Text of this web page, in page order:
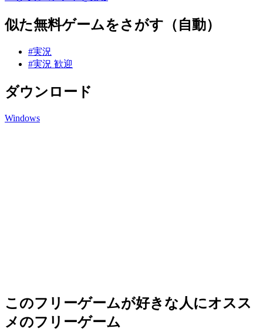
似た無料ゲームをさがす（自動）
#実況
#実況 歓迎
ダウンロード
Windows
このフリーゲームが好きな人にオスス
メのフリーゲーム